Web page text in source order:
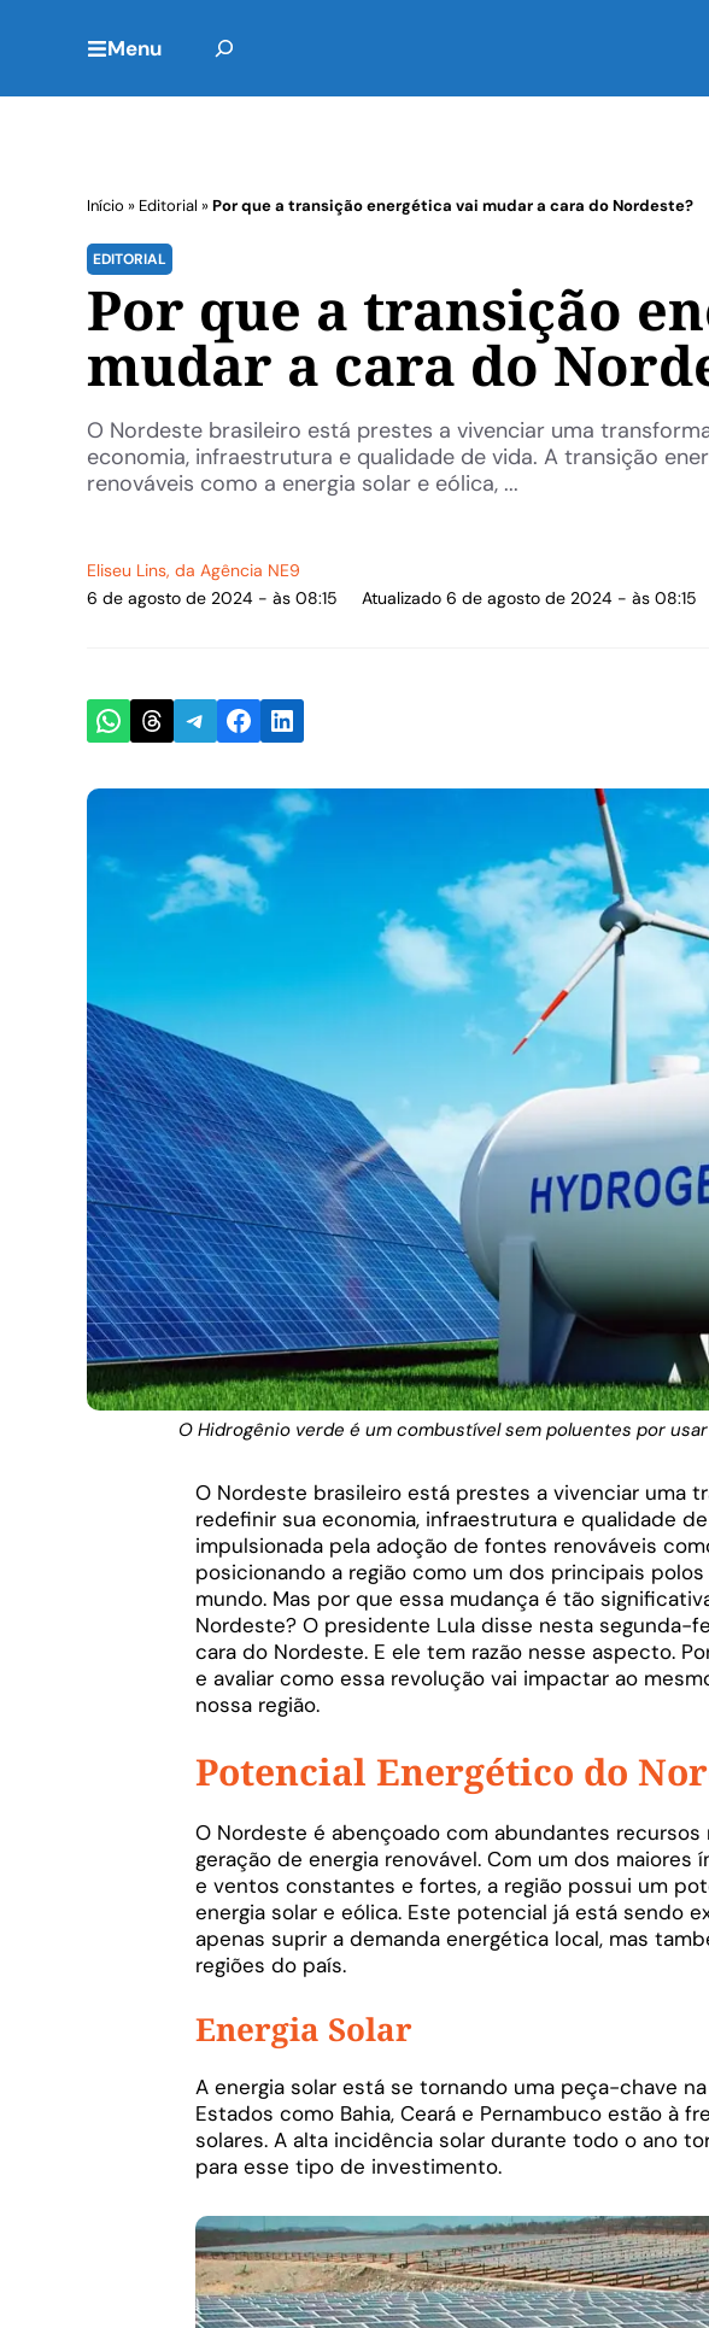
Menu
Início » Editorial »Por que a transição energética vai mudar a cara do Nordeste?
EDITORIAL
Por que a transição
mudar a cara do
O Nordeste brasileiro está prestes a vivenciar uma
economia, infraestrutura e qualidade de vida. A transição
renováveis como a energia solar e eólica, ...
Eliseu Lins, da Agência NE9
6 de agosto de 2024 - às 08:15
Atualizado 6 de agosto de 2024 - às 08:15
Share on WhatsApp
Share on Threads
Share on Telegram
Share on Facebook
Share on LinkedIn
O Hidrogênio verde é um combustível sem poluentes por
O Nordeste brasileiro está prestes a vivenciar uma
redefinir sua economia, infraestrutura e qualidade
impulsionada pela adoção de fontes renováveis
posicionando a região como um dos principais
mundo. Mas por que essa mudança é tão
Nordeste? O presidente Lula disse nesta segunda-
cara do Nordeste. E ele tem razão nesse aspecto.
e avaliar como essa revolução vai impactar ao
nossa região.
Potencial Energético do
O Nordeste é abençoado com abundantes recursos
geração de energia renovável. Com um dos
e ventos constantes e fortes, a região possui um
energia solar e eólica. Este potencial já está sendo
apenas suprir a demanda energética local, mas
regiões do país.
Energia Solar
A energia solar está se tornando uma peça-chave
Estados como Bahia, Ceará e Pernambuco estão à
solares. A alta incidência solar durante todo o ano
para esse tipo de investimento.